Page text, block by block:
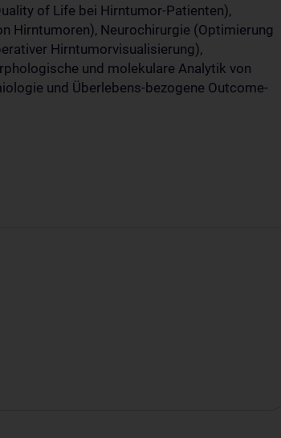
of Life bei Hirntumor-Patienten),
Hirntumoren), Neurochirurgie (Optimierung
Hirntumorvisualisierung),
und molekulare Analytik von
und Überlebens-bezogene Outcome-